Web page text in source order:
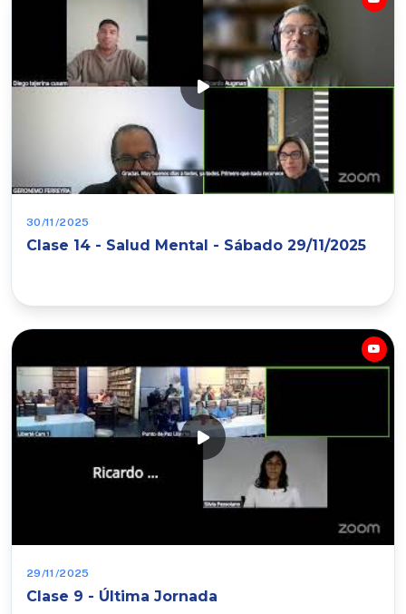
30/11/2025
Clase 14 - Salud Mental - Sábado 29/11/2025
29/11/2025
Clase 9 - Última Jornada